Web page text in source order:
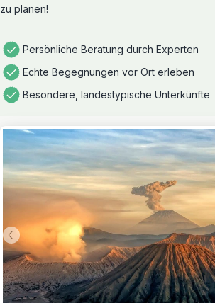
zu planen!
Persönliche Beratung durch Experten
Echte Begegnungen vor Ort erleben
Besondere, landestypische Unterkünfte